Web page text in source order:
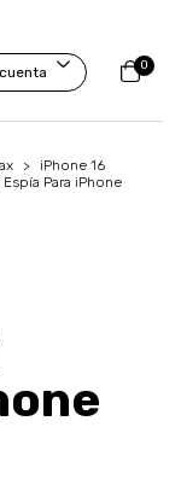
0
>
iPhone 16
Para iPhone